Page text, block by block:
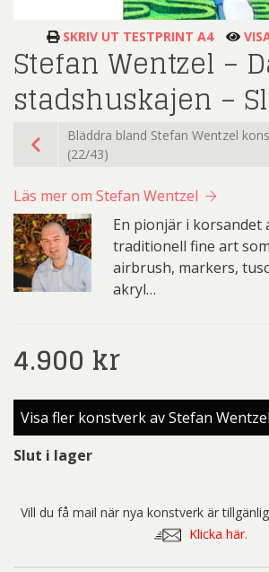
SKRIV UT TESTPRINT A4
Stefan Wentzel –
stadshuskajen –
Bläddra bland Stefan Wentzel
(22/43)
Läs mer om Stefan Wentzel
En pionjär i korsandet
traditionell fine art
airbrush, markers,
akryl…
4.900 kr
Visa fler konstverk av Stefan
Slut i lager
Vill du få mail när nya konstverk är
Klicka här.